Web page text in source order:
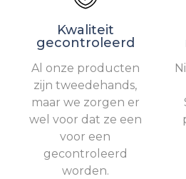
Kwaliteit
gecontroleerd
Al onze producten
zijn tweedehands,
maar we zorgen er
wel voor dat ze een
voor een
gecontroleerd
worden.